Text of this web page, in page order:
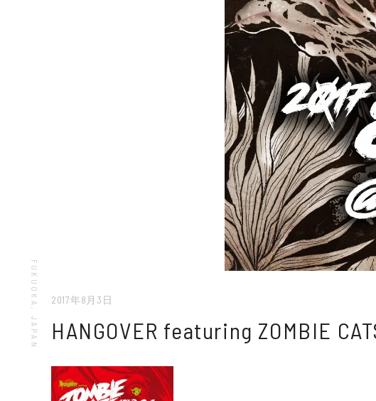
2017年8月3日
HANGOVER featuring ZOMBIE